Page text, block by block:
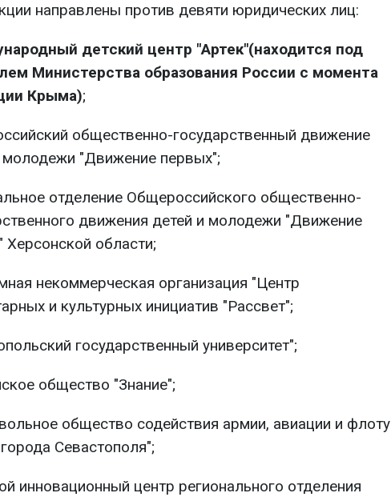
направлены против девяти юридических лиц:
детский центр "Артек"(находится под
Министерства образования России с момента
Крыма);
общественно-государственный движение
молодежи "Движение первых";
отделение Общероссийского общественно-
движения детей и молодежи "Движение
Херсонской области;
некоммерческая организация "Центр
и культурных инициатив "Рассвет";
государственный университет";
общество "Знание";
общество содействия армии, авиации и флоту
Севастополя";
инновационный центр регионального отделения